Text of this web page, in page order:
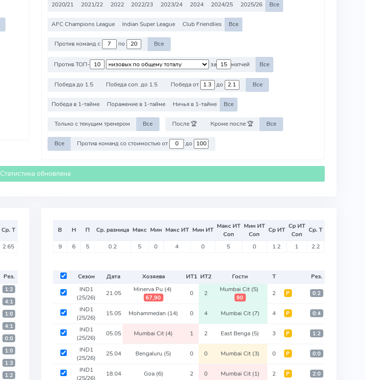
2020/21 2021/22 2022 2022/23 2023/24 2024 2024/25 2025/26 Все
AFC Champions League Indian Super League Club Friendlies Все
Против команд с по Все
Против ТОП- за матчей Все
Победа до 1.5 Победа соп. до 1.5 Победа от до Все
Победа в 1-тайме Поражение в 1-тайме Ничья в 1-тайме Все
Только с текущим тренером Все После 🏆 Кроме после 🏆 Все
Все Против команд со стоимостью от до
Статистика обновлена
Ср. Т
2.65
Рез.
1:2
4:1
1:0
4:1
0:0
1:0
1:3
1:2
В Н П Ср. разница Макс Мин Макс ИТ Мин ИТ Макс ИТ
Соп
Мин ИТ
Соп
Ср ИТ Ср ИТ
Соп
Ср. Т
9 6 5 0.2 5 0 4 0 5 0 1.2 1 2.2
Сезон Дата Хозяева ИТ1 ИТ2 Гости Т
Рез.
IND1
(25/26)
21.05 Minerva Pu (4)
67,90
0 2 Mumbai Cit (5)
90
2 Р 0:2
IND1
(25/26)
15.05 Mohammedan (14) 0 4 Mumbai Cit (7) 4 Р 0:4
IND1
(25/26)
05.05 Mumbai Cit (4) 1 2 East Benga (5) 3 Р 1:2
IND1
(25/26)
25.04 Bengaluru (5) 0 0 Mumbai Cit (3) 0 Р 0:0
IND1
(25/26)
18.04 Goa (6) 2 0 Mumbai Cit (1) 2 Р 2:0